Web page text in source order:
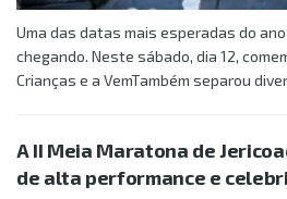
Uma das datas mais esperadas do
chegando. Neste sábado, dia 12,
Crianças e a VemTambém separou
A II Meia Maratona de
de alta performance e